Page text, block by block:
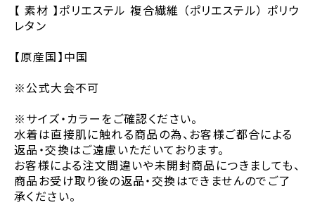
【 素材 】ポリエステル 複合繊維 （ポリエステル） ポリウ
レタン
【原産国】中国
※公式大会不可
※サイズ・カラーをご確認ください。
水着は直接肌に触れる商品の為、お客様ご都合による
返品・交換はご遠慮いただいております。
お客様による注文間違いや未開封商品につきましても、
商品お受け取り後の返品・交換はできませんのでご了
承ください。